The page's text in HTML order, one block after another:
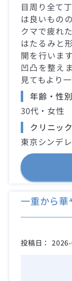
目周り全て
は良いもの
クマで疲れ
はたるみと
開を行いま
凹凸を整え
見てもより
年齢・性別
30代・女性
クリニック
東京シンデ
一重から華
投稿日：